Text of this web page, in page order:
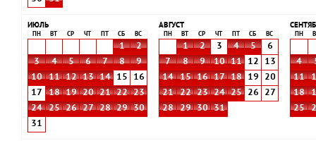
ИЮЛЬ
ПН ВТ СР ЧТ СБ ВС
1
2
3
4 5 6 7 8
9
10
11 12 13 14 15
16
17
18 19 20 21 22
23
24
25 26 27 28 29
30
31
АВГУСТ
ПН ВТ СР ЧТ СБ ВС
1 2 3 4 5
6
7
8 9 10 11 12
13
14
15 16 17 18 19
20
21
22 23 24 25 26
27
28
29 30 31
ПН
4
11
18
25